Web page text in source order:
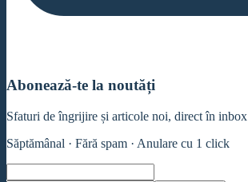
Abonează-te la noutăți
Sfaturi de îngrijire și articole noi, direct în inbox
Săptămânal · Fără spam · Anulare cu 1 click